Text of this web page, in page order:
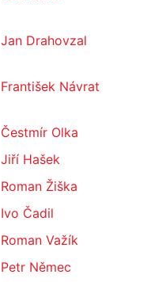
Jan Drahovzal
František Návrat
Čestmír Olka
Jiří Hašek
Roman Žiška
Ivo Čadil
Roman Važík
Petr Němec